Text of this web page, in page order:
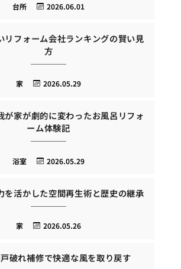
2026.06.01
台所
リフォーム会社ランキングの賢い見
方
2026.05.29
家
が家が劇的に変わったお風呂リフォ
ーム体験記
2026.05.29
浴室
を活かした空間再生術と歴史の継承
2026.05.26
家
破れ補修で快適な風を取り戻す